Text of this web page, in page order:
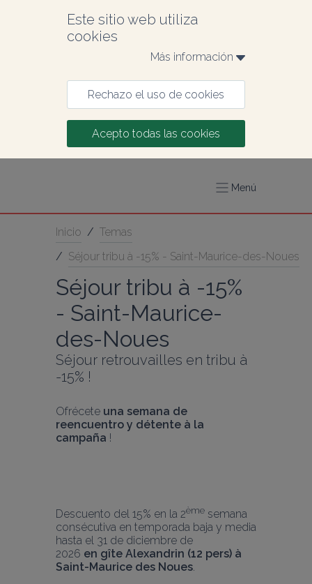
Este sitio web utiliza
cookies
Más información
Rechazo el uso de cookies
Acepto todas las cookies
Menú
Inicio / Temas
/ Séjour tribu à -15% - Saint-Maurice-des-Noues
Séjour tribu à -15%
- Saint-Maurice-
des-Noues
Séjour retrouvailles en tribu à
-15% !
Ofrécete una semana de
reencuentro y détente à la
campaña !
Descuento del 15% en la 2ème semana
consécutiva en temporada baja y media
hasta el 31 de diciembre de
2026 en gîte Alexandrin (12 pers) à
Saint-Maurice des Noues.